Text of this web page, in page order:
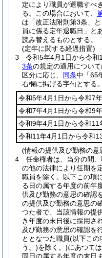
定により職員が退職すべ
る。
この場合において、
は「改正法附則第3条」と
員に係る定年退職日」と
読み替えるものとする。
(定年に関する経過措置)
3
令和5年4月1日から令和
3条の規定の適用について
区分に応じ、 同条中「65
右欄に掲げる字句とする。
令和5年4月1日から令和7
令和7年4月1日から令和9
令和9年4月1日から令和11
令和11年4月1日から令和
(情報の提供及び勤務の意
4
任命権者は、当分の間、
の他の法律により任期を
職員を除く。以下この項
る日の属する年度の前年
供及び勤務の意思の確認
の提供及び勤務の意思の
つた者で、当該情報の提
き年度の末日後に採用さ
及び勤務の意思の確認を
ととなつた職員(以下この
う。)を除く。)にあつて
同日の属する年度の末日